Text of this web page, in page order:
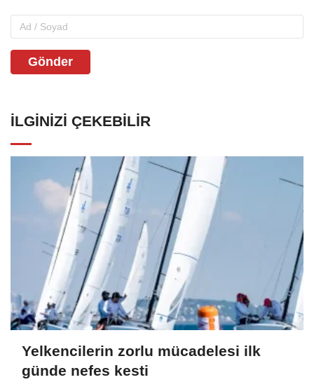
Gönder
İLGINIZI ÇEKEBILIR
Yelkencilerin zorlu mücadelesi ilk
günde nefes kesti